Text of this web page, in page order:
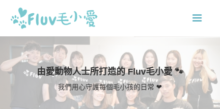
由愛動物人士所打造的 Fluv毛小愛 🐾
我們用心守護每個毛小孩的日常 ❤